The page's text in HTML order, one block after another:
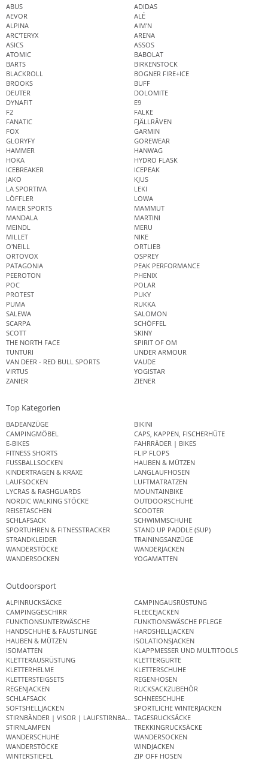
ABUS
ADIDAS
AEVOR
ALÉ
ALPINA
AIM'N
ARC'TERYX
ARENA
ASICS
ASSOS
ATOMIC
BABOLAT
BARTS
BIRKENSTOCK
BLACKROLL
BOGNER FIRE+ICE
BROOKS
BUFF
DEUTER
DOLOMITE
DYNAFIT
E9
F2
FALKE
FANATIC
FJÄLLRÄVEN
FOX
GARMIN
GLORYFY
GOREWEAR
HAMMER
HANWAG
HOKA
HYDRO FLASK
ICEBREAKER
ICEPEAK
JAKO
KJUS
LA SPORTIVA
LEKI
LÖFFLER
LOWA
MAIER SPORTS
MAMMUT
MANDALA
MARTINI
MEINDL
MERU
MILLET
NIKE
O'NEILL
ORTLIEB
ORTOVOX
OSPREY
PATAGONIA
PEAK PERFORMANCE
PEEROTON
PHENIX
POC
POLAR
PROTEST
PUKY
PUMA
RUKKA
SALEWA
SALOMON
SCARPA
SCHÖFFEL
SCOTT
SKINY
THE NORTH FACE
SPIRIT OF OM
TUNTURI
UNDER ARMOUR
VAN DEER - RED BULL SPORTS
VAUDE
VIRTUS
YOGISTAR
ZANIER
ZIENER
Top Kategorien
BADEANZÜGE
BIKINI
CAMPINGMÖBEL
CAPS, KAPPEN, FISCHERHÜTE
E-BIKES
FAHRRÄDER | BIKES
FITNESS SHORTS
FLIP FLOPS
FUSSBALLSOCKEN
HAUBEN & MÜTZEN
KINDERTRAGEN & KRAXE
LANGLAUFHOSEN
LAUFSOCKEN
LUFTMATRATZEN
LYCRAS & RASHGUARDS
MOUNTAINBIKE
NORDIC WALKING STÖCKE
OUTDOORSCHUHE
REISETASCHEN
SCOOTER
SCHLAFSACK
SCHWIMMSCHUHE
SPORTUHREN & FITNESSTRACKER
STAND UP PADDLE (SUP)
STRANDKLEIDER
TRAININGSANZÜGE
WANDERSTÖCKE
WANDERJACKEN
WANDERSOCKEN
YOGAMATTEN
Outdoorsport
ALPINRUCKSÄCKE
CAMPINGAUSRÜSTUNG
CAMPINGGESCHIRR
FLEECEJACKEN
FUNKTIONSUNTERWÄSCHE
FUNKTIONSWÄSCHE PFLEGE
HANDSCHUHE & FÄUSTLINGE
HARDSHELLJACKEN
HAUBEN & MÜTZEN
ISOLATIONSJACKEN
ISOMATTEN
KLAPPMESSER UND MULTITOOLS
KLETTERAUSRÜSTUNG
KLETTERGURTE
KLETTERHELME
KLETTERSCHUHE
KLETTERSTEIGSETS
REGENHOSEN
REGENJACKEN
RUCKSACKZUBEHÖR
SCHLAFSACK
SCHNEESCHUHE
SOFTSHELLJACKEN
SPORTLICHE WINTERJACKEN
STIRNBÄNDER | VISOR | LAUFSTIRNBANDTAGESRUCKSÄCKE
STIRNLAMPEN
TREKKINGRUCKSÄCKE
WANDERSCHUHE
WANDERSOCKEN
WANDERSTÖCKE
WINDJACKEN
WINTERSTIEFEL
ZIP OFF HOSEN